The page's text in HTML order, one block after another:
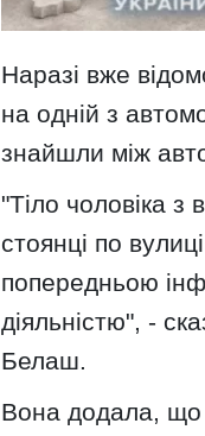
Наразі вже
на одній з
знайшли між
"Тіло чоловіка
стоянці по
попередньою
діяльністю", -
Белаш.
Вона додала, що